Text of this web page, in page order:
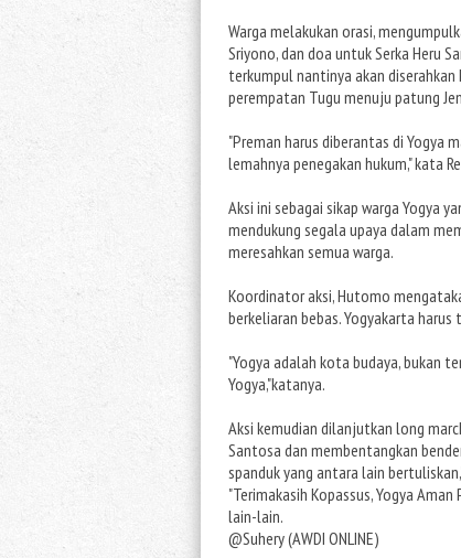
Warga melakukan orasi,
Sriyono, dan doa untuk Serka Heru
terkumpul nantinya akan
perempatan Tugu menuju patung
"Preman harus diberantas di Yogya
lemahnya penegakan hukum," kata
Aksi ini sebagai sikap warga Yogya
mendukung segala upaya dalam
meresahkan semua warga.
Koordinator aksi, Hutomo
berkeliaran bebas. Yogyakarta
"Yogya adalah kota budaya, bukan
Yogya,"katanya.
Aksi kemudian dilanjutkan long
Santosa dan membentangkan
spanduk yang antara lain
"Terimakasih Kopassus, Yogya
lain-lain.
@Suhery (AWDI ONLINE)